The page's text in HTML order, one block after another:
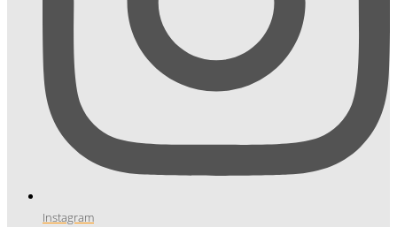
Instagram